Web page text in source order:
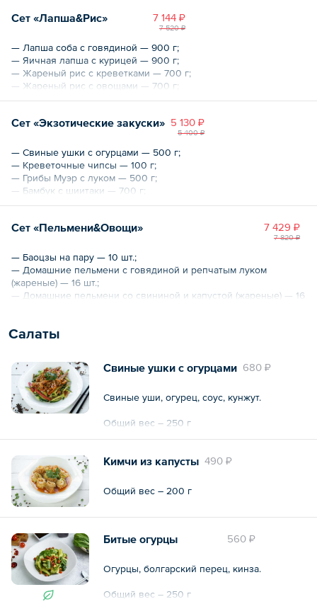
Общий вес – 2.9 кг 7 144 ₽
7 520 ₽
Сет «Лапша&Рис»
— Лапша соба с говядиной — 900 г;
— Яичная лапша с курицей — 900 г;
— Жареный рис с креветками — 700 г;
— Жареный рис с овощами — 700 г;
— Битые огурцы — 500 г;
5 130 ₽
5 400 ₽
Сет «Экзотические закуски»
— Свиные ушки с огурцами — 500 г;
— Креветочные чипсы — 100 г;
— Грибы Муэр с луком — 500 г;
— Бамбук с шиитаки — 700 г;
— Тофу со специями «Мапо» — 1 кг.
Общий вес – 2450 г 7 429 ₽
7 820 ₽
Сет «Пельмени&Овощи»
— Баоцзы на пару — 10 шт.;
— Домашние пельмени с говядиной и репчатым луком
(жареные) — 16 шт.;
— Домашние пельмени со свининой и капустой (жареные) — 16
— Бамбук с шиитаки — 700 г;
Общий вес – 3.6 кг
Салаты
680 ₽
Свиные ушки с огурцами
Свиные уши, огурец, соус, кунжут.
Общий вес – 250 г
490 ₽
Кимчи из капусты
Общий вес – 200 г
560 ₽
Битые огурцы
Огурцы, болгарский перец, кинза.
Общий вес – 250 г